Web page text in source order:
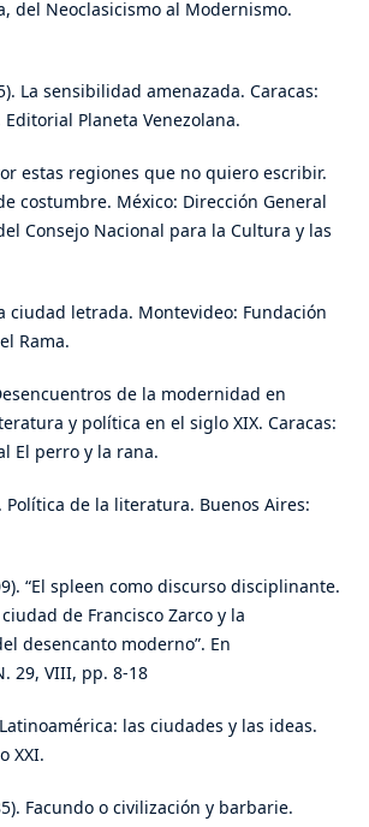
del Neoclasicismo al Modernismo.
La sensibilidad amenazada. Caracas:
Planeta Venezolana.
estas regiones que no quiero escribir.
costumbre. México: Dirección General
Consejo Nacional para la Cultura y las
ciudad letrada. Montevideo: Fundación
Rama.
de la modernidad en
y política en el siglo XIX. Caracas:
El perro y la rana.
Política de la literatura. Buenos Aires:
“El spleen como discurso disciplinante.
de Francisco Zarco y la
desencanto moderno”. En
29, VIII, pp. 8-18
las ciudades y las ideas.
XXI.
Facundo o civilización y barbarie.